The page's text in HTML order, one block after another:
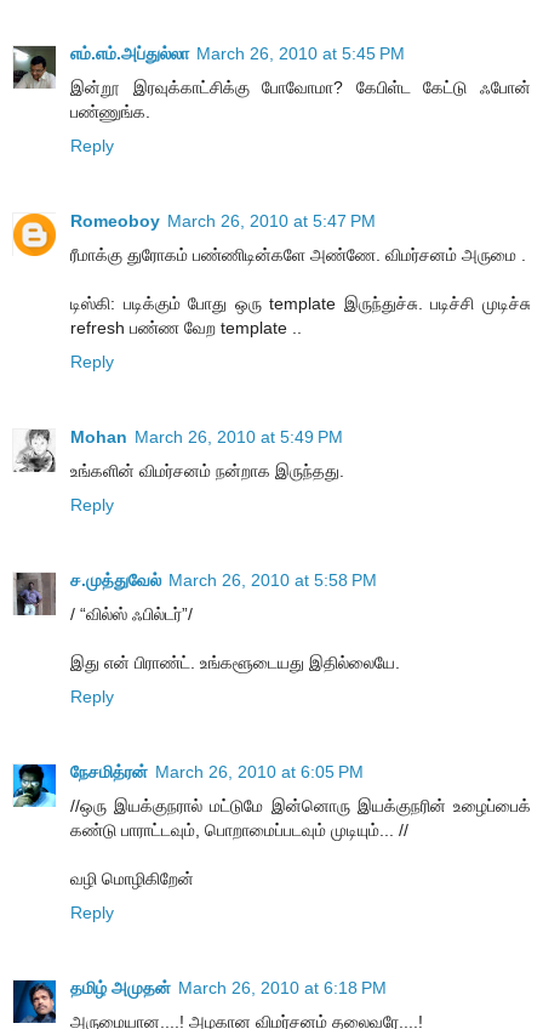
எம்.எம்.அப்துல்லா March 26, 2010 at 5:45 PM
இன்றூ இரவுக்காட்சிக்கு போவோமா? கேபிள்ட கேட்டு ஃபோன்
பண்ணுங்க.
Reply
Romeoboy March 26, 2010 at 5:47 PM
ரீமாக்கு துரோகம் பண்ணிடின்களே அண்ணே. விமர்சனம் அருமை .
டிஸ்கி: படிக்கும் போது ஒரு template இருந்துச்சு. படிச்சி முடிச்சு
refresh பண்ண வேற template ..
Reply
Mohan March 26, 2010 at 5:49 PM
உங்களின் விமர்சனம் நன்றாக இருந்தது.
Reply
ச.முத்துவேல் March 26, 2010 at 5:58 PM
/ “வில்ஸ் ஃபில்டர்”/
இது என் பிராண்ட். உங்களூடையது இதில்லையே.
Reply
நேசமித்ரன் March 26, 2010 at 6:05 PM
//ஒரு இயக்குநரால் மட்டுமே இன்னொரு இயக்குநரின் உழைப்பைக்
கண்டு பாராட்டவும், பொறாமைப்படவும் முடியும்... //
வழி மொழிகிறேன்
Reply
தமிழ் அமுதன் March 26, 2010 at 6:18 PM
அருமையான....! அழகான விமர்சனம் தலைவரே....!